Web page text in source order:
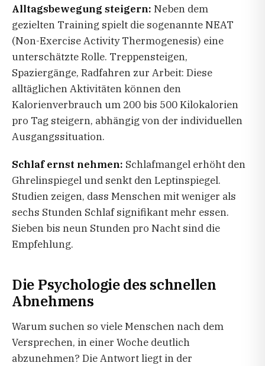
Alltagsbewegung steigern: Neben dem
gezielten Training spielt die sogenannte NEAT
(Non-Exercise Activity Thermogenesis) eine
unterschätzte Rolle. Treppensteigen,
Spaziergänge, Radfahren zur Arbeit: Diese
alltäglichen Aktivitäten können den
Kalorienverbrauch um 200 bis 500 Kilokalorien
pro Tag steigern, abhängig von der individuellen
Ausgangssituation.
Schlaf ernst nehmen: Schlafmangel erhöht den
Ghrelinspiegel und senkt den Leptinspiegel.
Studien zeigen, dass Menschen mit weniger als
sechs Stunden Schlaf signifikant mehr essen.
Sieben bis neun Stunden pro Nacht sind die
Empfehlung.
Die Psychologie des schnellen
Abnehmens
Warum suchen so viele Menschen nach dem
Versprechen, in einer Woche deutlich
abzunehmen? Die Antwort liegt in der